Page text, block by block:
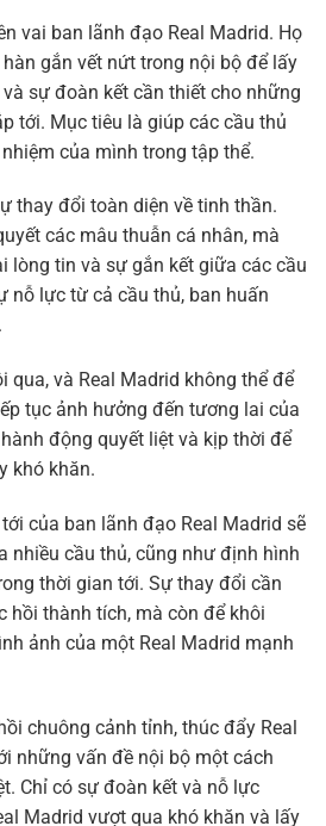
vai ban lãnh đạo Real Madrid. Họ
gắn vết nứt trong nội bộ để lấy
sự đoàn kết cần thiết cho những
tới. Mục tiêu là giúp các cầu thủ
của mình trong tập thể.
thay đổi toàn diện về tinh thần.
các mâu thuẫn cá nhân, mà
lòng tin và sự gắn kết giữa các cầu
nỗ lực từ cả cầu thủ, ban huấn
qua, và Real Madrid không thể để
tục ảnh hưởng đến tương lai của
động quyết liệt và kịp thời để
khó khăn.
của ban lãnh đạo Real Madrid sẽ
nhiều cầu thủ, cũng như định hình
thời gian tới. Sự thay đổi cần
hồi thành tích, mà còn để khôi
ảnh của một Real Madrid mạnh
chuông cảnh tỉnh, thúc đẩy Real
những vấn đề nội bộ một cách
Chỉ có sự đoàn kết và nỗ lực
Madrid vượt qua khó khăn và lấy